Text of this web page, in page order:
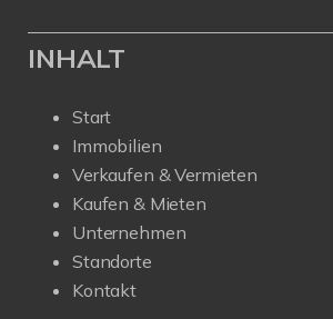
INHALT
Start
Immobilien
Verkaufen & Vermieten
Kaufen & Mieten
Unternehmen
Standorte
Kontakt